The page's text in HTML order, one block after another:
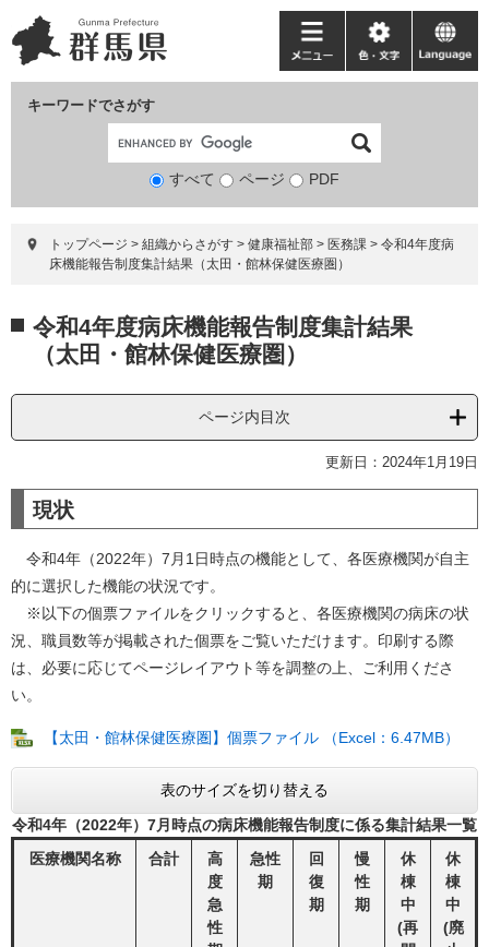
ー
ジ
ニ
ュ
て
キーワードでさがす
検
象
すべて ページ PDF
メ
ニ
ー
色・
文
language
トップページ > 組織からさがす > 健康福祉部 > 医務課 > 令和4年度病
床機能報告制度集計結果（太田・館林保健医療圏）
文 令和4年度病床機能報告制度集計結果
（太田・館林保健医療圏）
ページ内目次
更新日：2024年1月19日
現状
令和4年（2022年）7月1日時点の機能として、各医療機関が自主
的に選択した機能の状況です。
※以下の個票ファイルをクリックすると、各医療機関の病床の状
況、職員数等が掲載された個票をご覧いただけます。印刷する際
は、必要に応じてページレイアウト等を調整の上、ご利用くださ
い。
【太田・館林保健医療圏】個票ファイル （Excel：6.47MB）
表のサイズを切り替える
令和4年（2022年）7月時点の病床機能報告制度に係る集計結果一覧
医療機関名称
合計
高
度
急
性
急性
期
回
復
期
慢
性
期
休
棟
中
(再
休
棟
中
(廃